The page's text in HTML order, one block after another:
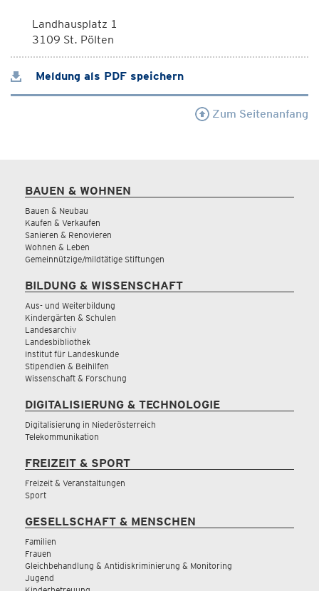
Landhausplatz 1
3109 St. Pölten
Meldung als PDF speichern
Zum Seitenanfang
BAUEN & WOHNEN
Bauen & Neubau
Kaufen & Verkaufen
Sanieren & Renovieren
Wohnen & Leben
Gemeinnützige/mildtätige Stiftungen
BILDUNG & WISSENSCHAFT
Aus- und Weiterbildung
Kindergärten & Schulen
Landesarchiv
Landesbibliothek
Institut für Landeskunde
Stipendien & Beihilfen
Wissenschaft & Forschung
DIGITALISIERUNG & TECHNOLOGIE
Digitalisierung in Niederösterreich
Telekommunikation
FREIZEIT & SPORT
Freizeit & Veranstaltungen
Sport
GESELLSCHAFT & MENSCHEN
Familien
Frauen
Gleichbehandlung & Antidiskriminierung & Monitoring
Jugend